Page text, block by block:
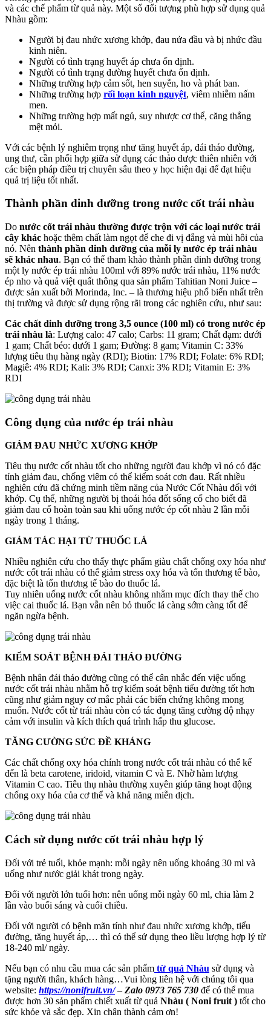
và các chế phẩm từ quả này. Một số đối tượng phù hợp sử dụng quả
Nhàu gồm:
Người bị đau nhức xương khớp, đau nửa đầu và bị nhức đầu
kinh niên.
Người có tình trạng huyết áp chưa ổn định.
Người có tình trạng đường huyết chưa ổn định.
Những trường hợp cảm sốt, hen suyễn, ho và phát ban.
Những trường hợp rối loạn kinh nguyệt, viêm nhiễm nấm
men.
Những trường hợp mất ngủ, suy nhược cơ thể, căng thẳng
mệt mỏi.
Với các bệnh lý nghiêm trọng như tăng huyết áp, đái tháo đường,
ung thư, cần phối hợp giữa sử dụng các thảo dược thiên nhiên với
các biện pháp điều trị chuyên sâu theo y học hiện đại để đạt hiệu
quả trị liệu tốt nhất.
Thành phần dinh dưỡng trong nước cốt trái nhàu
Do nước cốt trái nhàu thường được trộn với các loại nước trái
cây khác hoặc thêm chất làm ngọt để che đi vị đắng và mùi hôi của
nó. Nên thành phần dinh dưỡng của mỗi ly nước ép trái nhàu
sẽ khác nhau. Bạn có thể tham khảo thành phần dinh dưỡng trong
một ly nước ép trái nhàu 100ml với 89% nước trái nhàu, 11% nước
ép nho và quả việt quất thông qua sản phẩm Tahitian Noni Juice –
được sản xuất bởi Morinda, Inc. – là thương hiệu phổ biến nhất trên
thị trường và được sử dụng rộng rãi trong các nghiên cứu, như sau:
Các chất dinh dưỡng trong 3,5 ounce (100 ml) có trong nước ép
trái nhàu là: Lượng calo: 47 calo; Carbs: 11 gram; Chất đạm: dưới
1 gam; Chất béo: dưới 1 gam; Đường: 8 gam; Vitamin C: 33%
lượng tiêu thụ hàng ngày (RDI); Biotin: 17% RDI; Folate: 6% RDI;
Magiê: 4% RDI; Kali: 3% RDI; Canxi: 3% RDI; Vitamin E: 3%
RDI
Công dụng của nước ép trái nhàu
GIẢM ĐAU NHỨC XƯƠNG KHỚP
Tiêu thụ nước cốt nhàu tốt cho những người đau khớp vì nó có đặc
tính giảm đau, chống viêm có thể kiểm soát cơn đau. Rất nhiều
nghiên cứu đã chứng minh tiềm năng của Nước Cốt Nhàu đối với
khớp. Cụ thể, những người bị thoái hóa đốt sống cổ cho biết đã
giảm đau cổ hoàn toàn sau khi uống nước ép cốt nhàu 2 lần mỗi
ngày trong 1 tháng.
GIẢM TÁC HẠI TỪ THUỐC LÁ
Nhiều nghiên cứu cho thấy thực phẩm giàu chất chống oxy hóa như
nước cốt trái nhàu có thể giảm stress oxy hóa và tổn thương tế bào,
đặc biệt là tổn thương tế bào do thuốc lá.
Tuy nhiên uống nước cốt nhàu không nhằm mục đích thay thế cho
việc cai thuốc lá. Bạn vẫn nên bỏ thuốc lá càng sớm càng tốt để
ngăn ngừa bệnh.
KIỂM SOÁT BỆNH ĐÁI THÁO ĐƯỜNG
Bệnh nhân đái tháo đường cũng có thể cân nhắc đến việc uống
nước cốt trái nhàu nhằm hỗ trợ kiểm soát bệnh tiểu đường tốt hơn
cũng như giảm nguy cơ mắc phải các biến chứng không mong
muốn. Nước cốt từ trái nhàu còn có tác dụng tăng cường độ nhạy
cảm với insulin và kích thích quá trình hấp thu glucose.
TĂNG CƯỜNG SỨC ĐỀ KHÁNG
Các chất chống oxy hóa chính trong nước cốt trái nhàu có thể kể
đến là beta carotene, iridoid, vitamin C và E. Nhờ hàm lượng
Vitamin C cao. Tiêu thụ nhàu thường xuyên giúp tăng hoạt động
chống oxy hóa của cơ thể và khả năng miễn dịch.
Cách sử dụng nước cốt trái nhàu hợp lý
Đối với trẻ tuổi, khỏe mạnh: mỗi ngày nên uống khoảng 30 ml và
uống như nước giải khát trong ngày.
Đối với người lớn tuổi hơn: nên uống mỗi ngày 60 ml, chia làm 2
lần vào buổi sáng và cuối chiều.
Đối với người có bệnh mãn tính như đau nhức xương khớp, tiểu
đường, tăng huyết áp,… thì có thể sử dụng theo liều lượng hợp lý từ
18-240 ml/ ngày.
Nếu bạn có nhu cầu mua các sản phẩm từ quả Nhàu sử dụng và
tặng người thân, khách hàng…Vui lòng liên hệ với chúng tôi qua
website: https://nonifruit.vn/– Zalo 0973 765 730 để có thể mua
được hơn 30 sản phẩm chiết xuất từ quả Nhàu ( Noni fruit ) tốt cho
sức khỏe và sắc đẹp. Xin chân thành cảm ơn!